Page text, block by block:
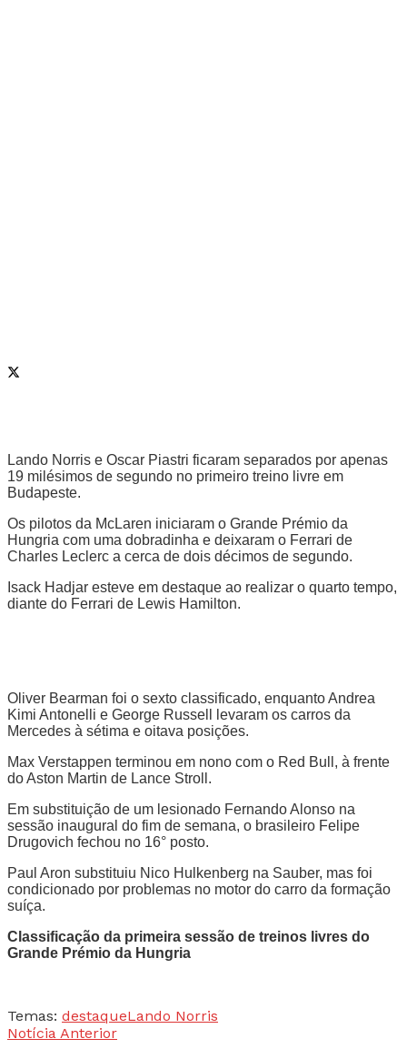
Lando Norris e Oscar Piastri ficaram separados por apenas
19 milésimos de segundo no primeiro treino livre em
Budapeste.
Os pilotos da McLaren iniciaram o Grande Prémio da
Hungria com uma dobradinha e deixaram o Ferrari de
Charles Leclerc a cerca de dois décimos de segundo.
Isack Hadjar esteve em destaque ao realizar o quarto tempo,
diante do Ferrari de Lewis Hamilton.
Oliver Bearman foi o sexto classificado, enquanto Andrea
Kimi Antonelli e George Russell levaram os carros da
Mercedes à sétima e oitava posições.
Max Verstappen terminou em nono com o Red Bull, à frente
do Aston Martin de Lance Stroll.
Em substituição de um lesionado Fernando Alonso na
sessão inaugural do fim de semana, o brasileiro Felipe
Drugovich fechou no 16° posto.
Paul Aron substituiu Nico Hulkenberg na Sauber, mas foi
condicionado por problemas no motor do carro da formação
suíça.
Classificação da primeira sessão de treinos livres do
Grande Prémio da Hungria
Temas: destaqueLando Norris
Notícia Anterior